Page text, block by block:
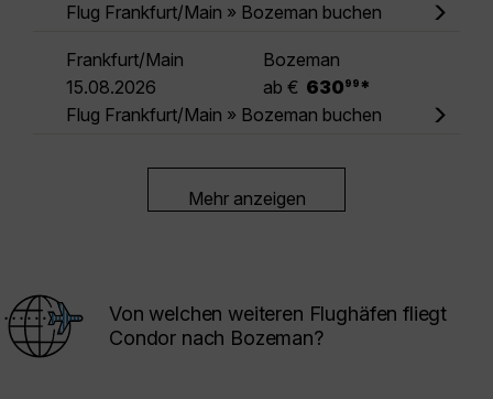
Flug Frankfurt/Main » Bozeman buchen
Frankfurt/Main
Bozeman
15.08.2026
ab € 630 99 *
Flug Frankfurt/Main » Bozeman buchen
Mehr anzeigen
Von welchen weiteren Flughäfen fliegt
Condor nach Bozeman?